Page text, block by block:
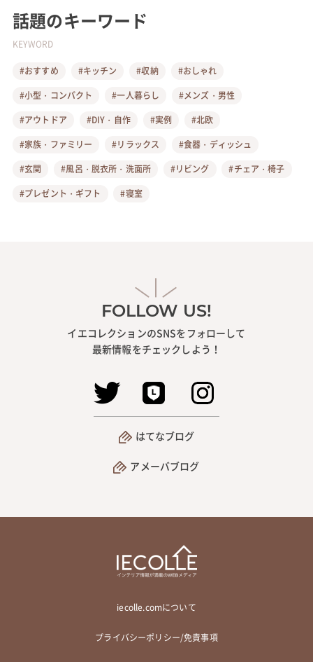
話題のキーワード
KEYWORD
#おすすめ #キッチン #収納
#おしゃれ
#小型・コンパクト
#一人暮らし
#メンズ・男性
#アウトドア
#DIY・自作 #実例
#北欧
#家族・ファミリー
#リラックス
#食器・ディッシュ
#玄関
#風呂・脱衣所・洗面所 #リビング
#チェア・椅子
#プレゼント・ギフト
#寝室
FOLLOW US!
イエコレクションのSNSをフォローして
最新情報をチェックしよう！
はてなブログ
アメーバブログ
iecolle.comについて
プライバシーポリシー/免責事項